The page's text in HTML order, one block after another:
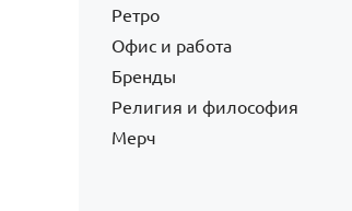
Ретро
Офис и работа
Бренды
Религия и философия
Мерч